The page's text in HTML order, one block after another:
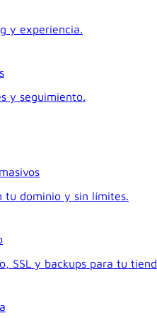
y experiencia.
y seguimiento.
tu dominio y sin límites.
SSL y backups para tu